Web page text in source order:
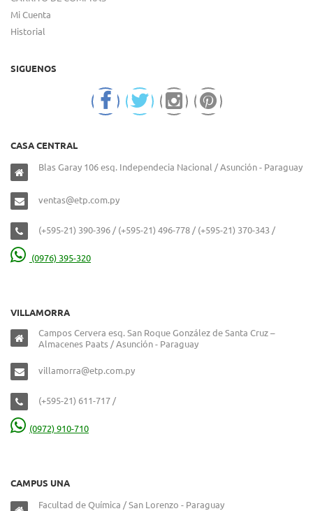
Mi Cuenta
Historial
SIGUENOS
CASA CENTRAL
Blas Garay 106 esq. Independecia Nacional / Asunción - Paraguay
ventas@etp.com.py
(+595-21) 390-396 / (+595-21) 496-778 / (+595-21) 370-343 /
(0976) 395-320
VILLAMORRA
Campos Cervera esq. San Roque González de Santa Cruz –
Almacenes Paats / Asunción - Paraguay
villamorra@etp.com.py
(+595-21) 611-717 /
(0972) 910-710
CAMPUS UNA
Facultad de Química / San Lorenzo - Paraguay